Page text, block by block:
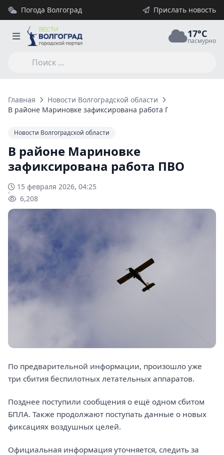
Погода Волгоград Прислать новость
17°C
пасмурно
Главная
Новости Волгоградской области
В районе Мариновке зафиксирована работа ПВО
Новости Волгоградской области
В районе Мариновке
зафиксирована работа ПВО
15 февраля 2026, 04:25
6,208
По предварительной информации, произошло уже
три сбития беспилотных летательных аппаратов.
Позднее поступили сообщения о ещё одном сбитом
БПЛА. Также продолжают поступать данные о новых
фиксациях воздушных целей.
Официальная информация уточняется, следить за